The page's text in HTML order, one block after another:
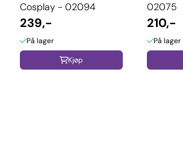
Cosplay - 02094
239,-
På lager
Kjøp
02075
210,-
På lager